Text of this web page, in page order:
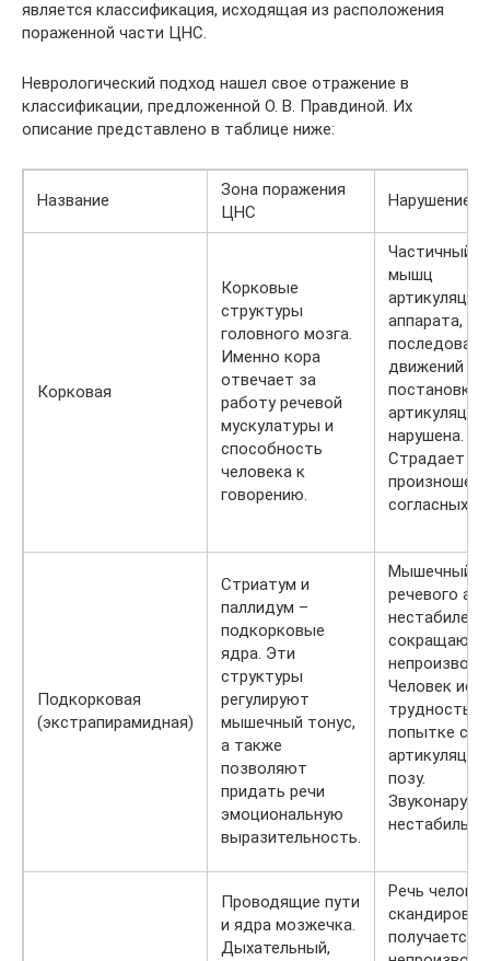
является классификация, исходящая из расположения
пораженной части ЦНС.
Неврологический подход нашел свое отражение в
классификации, предложенной О. В. Правдиной. Их
описание представлено в таблице ниже:
Название
Зона поражения
ЦНС
Нарушение
Корковая
Корковые
структуры
головного мозга.
Именно кора
отвечает за
работу речевой
мускулатуры и
способность
человека к
говорению.
Частичный
мышц
аппарата,
движений
постановке
нарушена.
Страдает
согласных
Подкорковая
(экстрапирамидная)
Стриатум и
паллидум –
подкорковые
ядра. Эти
структуры
регулируют
мышечный тонус,
а также
позволяют
придать речи
эмоциональную
выразительность.
Мышечный
речевого
Человек
трудность
попытке
позу.
Проводящие пути
и ядра мозжечка.
Дыхательный,
Речь
получается